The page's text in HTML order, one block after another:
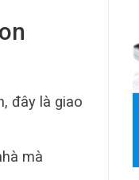
đây là giao
mà